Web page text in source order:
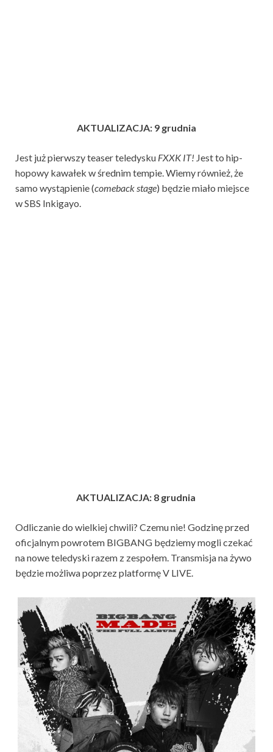
AKTUALIZACJA: 9 grudnia
Jest już pierwszy teaser teledysku FXXK IT! Jest to hip-
hopowy kawałek w średnim tempie. Wiemy również, że
samo wystąpienie (comeback stage) będzie miało miejsce
w SBS Inkigayo.
AKTUALIZACJA: 8 grudnia
Odliczanie do wielkiej chwili? Czemu nie! Godzinę przed
oficjalnym powrotem BIGBANG będziemy mogli czekać
na nowe teledyski razem z zespołem. Transmisja na żywo
będzie możliwa poprzez platformę V LIVE.